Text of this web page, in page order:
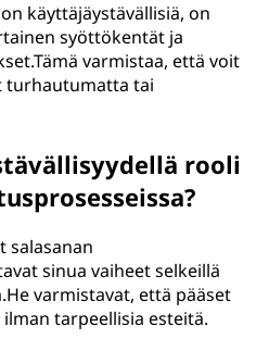
käyttäjäystävällisiä, on
syöttökentät ja
varmistaa, että voit
tai
rooli
salasanan
sinua vaiheet selkeillä
varmistavat, että pääset
tarpeellisia esteitä.